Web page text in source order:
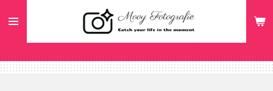
direct
hoofdinhoud